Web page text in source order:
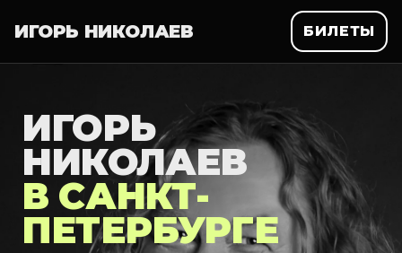
ИГОРЬ НИКОЛАЕВ БИЛЕТЫ
ИГОРЬ
НИКОЛАЕВ
В САНКТ-
ПЕТЕРБУРГЕ